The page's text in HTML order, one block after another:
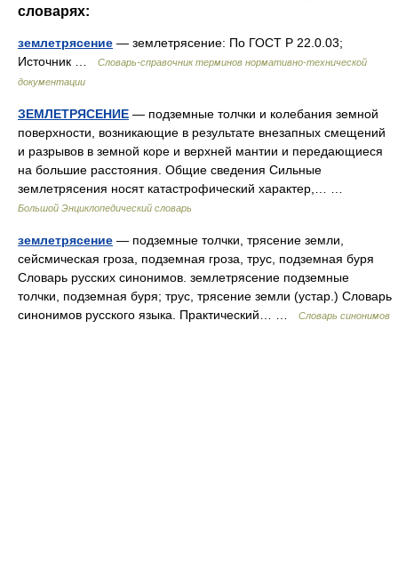
словарях:
землетрясение — землетрясение: По ГОСТ Р 22.0.03;
Источник …
Словарь-справочник терминов нормативно-технической
документации
ЗЕМЛЕТРЯСЕНИЕ — подземные толчки и колебания земной
поверхности, возникающие в результате внезапных смещений
и разрывов в земной коре и верхней мантии и передающиеся
на большие расстояния. Общие сведения Сильные
землетрясения носят катастрофический характер,… …
Большой Энциклопедический словарь
землетрясение — подземные толчки, трясение земли,
сейсмическая гроза, подземная гроза, трус, подземная буря
Словарь русских синонимов. землетрясение подземные
толчки, подземная буря; трус, трясение земли (устар.) Словарь
синонимов русского языка. Практический… …
Словарь синонимов